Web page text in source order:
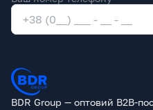
BDR Group — оптовий B2B-